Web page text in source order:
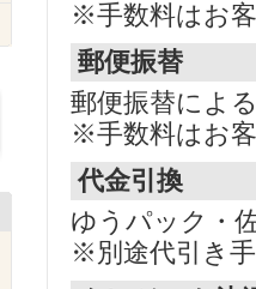
※手数料はお
郵便振替
郵便振替によ
※手数料はお
代金引換
ゆうパック・
※別途代引き